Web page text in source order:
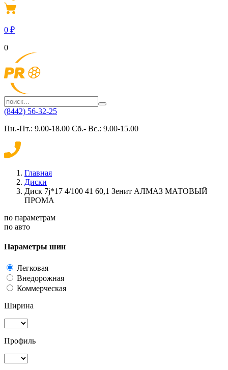
0 ₽
0
(8442) 56-32-25
Пн.-Пт.: 9.00-18.00 Сб.- Вс.: 9.00-15.00
Главная
Диски
Диск 7j*17 4/100 41 60,1 Зенит АЛМАЗ МАТОВЫЙ
ПРОМА
по параметрам
по авто
Параметры шин
Легковая
Внедорожная
Коммерческая
Ширина
Профиль